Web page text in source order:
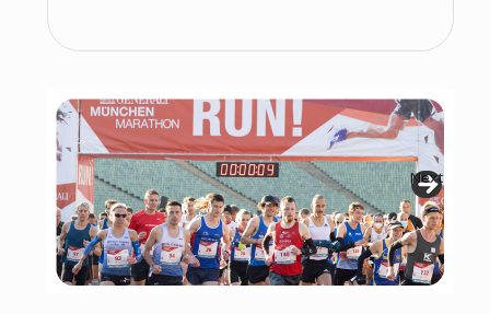
Next